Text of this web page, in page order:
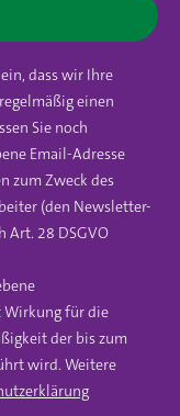
dass wir Ihre
einen
Sie noch
Email-Adresse
zum Zweck des
(den Newsletter-
Art. 28 DSGVO
Wirkung für die
der bis zum
wird. Weitere